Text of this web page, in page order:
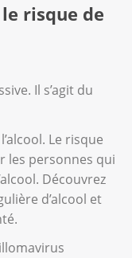
risque de
Il s’agit du
Le risque
les personnes qui
Découvrez
d’alcool et